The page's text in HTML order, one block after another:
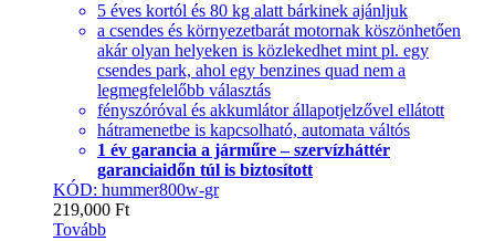
5 éves kortól és 80 kg alatt bárkinek ajánljuk
a csendes és környezetbarát motornak köszönhetően
akár olyan helyeken is közlekedhet mint pl. egy
csendes park, ahol egy benzines quad nem a
legmegfelelőbb választás
fényszóróval és akkumlátor állapotjelzővel ellátott
hátramenetbe is kapcsolható, automata váltós
1 év garancia a járműre – szervízháttér
garanciaidőn túl is biztosított
KÓD: hummer800w-gr
219,000 Ft
Tovább